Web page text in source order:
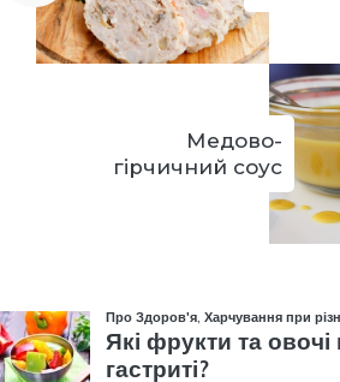
Медово-
гірчичний соус